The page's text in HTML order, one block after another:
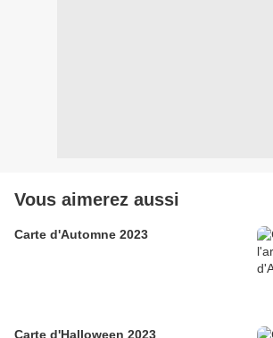
Vous aimerez aussi
Carte d'Automne 2023
Carte d'Halloween 2023